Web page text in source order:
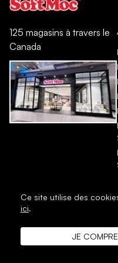
Ce site utilise des
ici.
JE
125 magasins à travers le
Canada